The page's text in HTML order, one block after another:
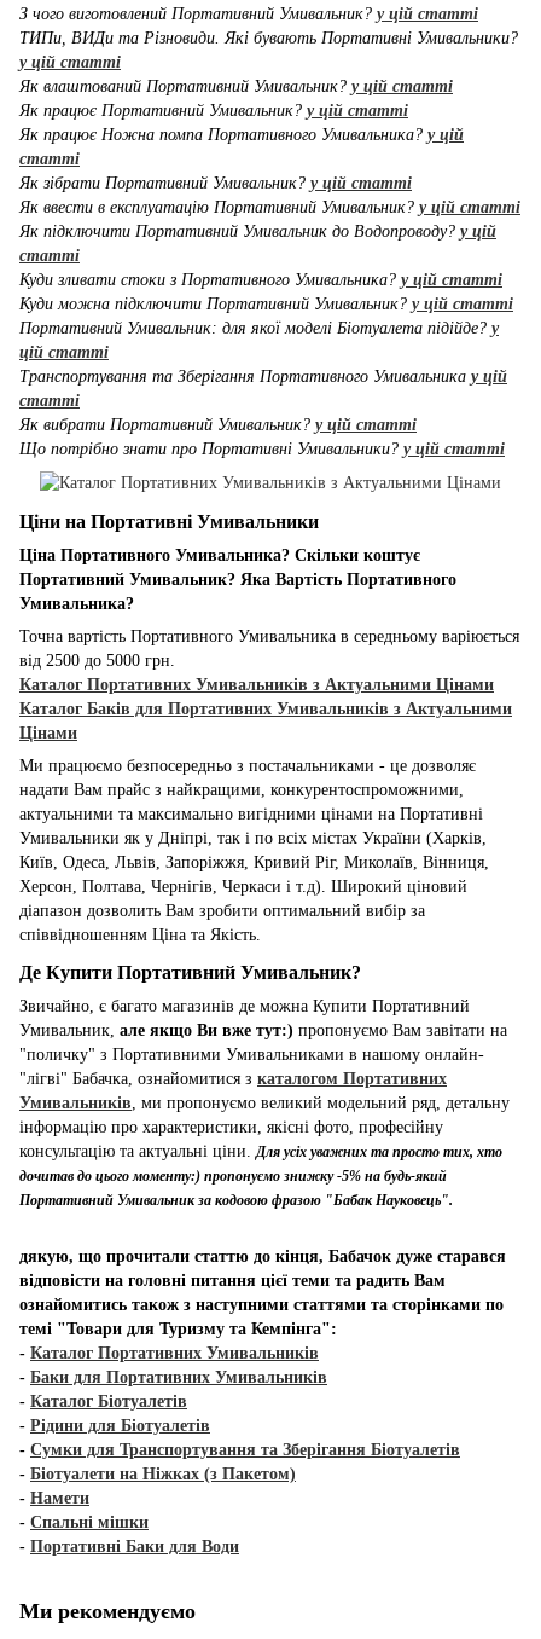
З чого виготовлений Портативний Умивальник? у цій статті
ТИПи, ВИДи та Різновиди. Які бувають Портативні Умивальники?
у цій статті
Як влаштований Портативний Умивальник? у цій статті
Як працює Портативний Умивальник? у цій статті
Як працює Ножна помпа Портативного Умивальника? у цій
статті
Як зібрати Портативний Умивальник? у цій статті
Як ввести в експлуатацію Портативний Умивальник? у цій статті
Як підключити Портативний Умивальник до Водопроводу? у цій
статті
Куди зливати стоки з Портативного Умивальника? у цій статті
Куди можна підключити Портативний Умивальник? у цій статті
Портативний Умивальник: для якої моделі Біотуалета підійде? у
цій статті
Транспортування та Зберігання Портативного Умивальника у цій
статті
Як вибрати Портативний Умивальник? у цій статті
Що потрібно знати про Портативні Умивальники? у цій статті
Ціни на Портативні Умивальники
Ціна Портативного Умивальника? Скільки коштує
Портативний Умивальник? Яка Вартість Портативного
Умивальника?
Точна вартість Портативного Умивальника в середньому варіюється
від 2500 до 5000 грн.
Каталог Портативних Умивальників з Актуальними Цінами
Каталог Баків для Портативних Умивальників з Актуальними
Цінами
Ми працюємо безпосередньо з постачальниками - це дозволяє
надати Вам прайс з найкращими, конкурентоспроможними,
актуальними та максимально вигідними цінами на Портативні
Умивальники як у Дніпрі, так і по всіх містах України (Харків,
Київ, Одеса, Львів, Запоріжжя, Кривий Ріг, Миколаїв, Вінниця,
Херсон, Полтава, Чернігів, Черкаси і т.д). Широкий ціновий
діапазон дозволить Вам зробити оптимальний вибір за
співвідношенням Ціна та Якість.
Де Купити Портативний Умивальник?
Звичайно, є багато магазинів де можна Купити Портативний
Умивальник, але якщо Ви вже тут:) пропонуємо Вам завітати на
"поличку" з Портативними Умивальниками в нашому онлайн-
"лігві" Бабачка, ознайомитися з каталогом Портативних
Умивальників, ми пропонуємо великий модельний ряд, детальну
інформацію про характеристики, якісні фото, професійну
консультацію та актуальні ціни.Для усіх уважних та просто тих, хто
дочитав до цього моменту:) пропонуємо знижку -5% на будь-який
Портативний Умивальник за кодовою фразою "Бабак Науковець".
дякую, що прочитали статтю до кінця, Бабачок дуже старався
відповісти на головні питання цієї теми та радить Вам
ознайомитись також з наступними статтями та сторінками по
темі "Товари для Туризму та Кемпінга":
- Каталог Портативних Умивальників
- Баки для Портативних Умивальників
- Каталог Біотуалетів
- Рідини для Біотуалетів
- Сумки для Транспортування та Зберігання Біотуалетів
- Біотуалети на Ніжках (з Пакетом)
- Намети
- Спальні мішки
- Портативні Баки для Води
Ми рекомендуємо